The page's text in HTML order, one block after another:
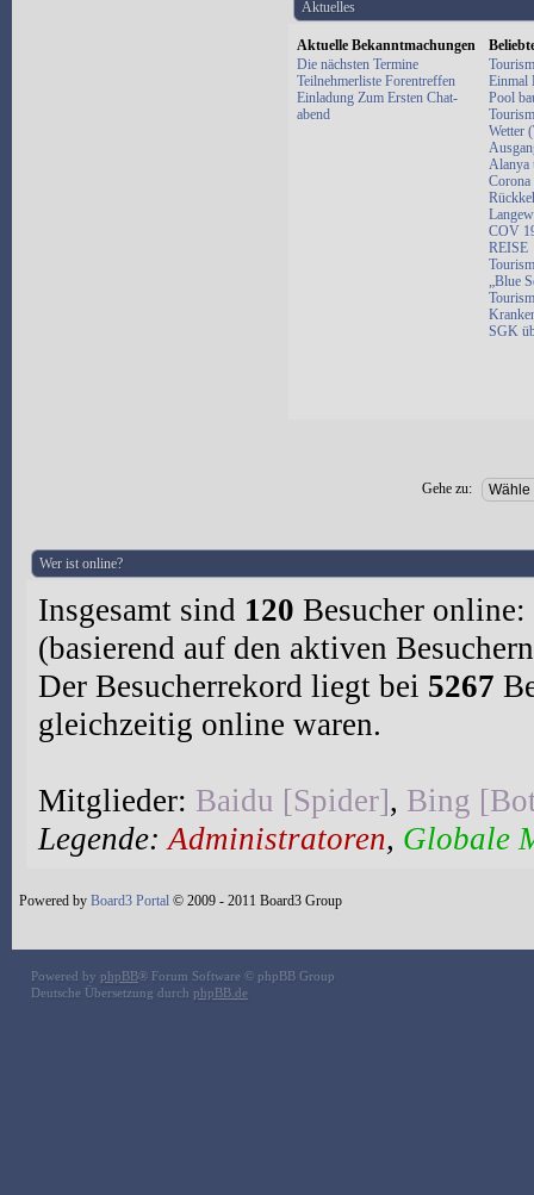
Aktuelles
Aktuelle Bekanntmachungen
Die nächsten Termine
Teilnehmerliste Forentreffen
Einladung Zum Ersten Chat-
abend
Einmal
Pool
Wetter
Alanya
Corona
COV
REISE
„Blue
SGK
Gehe zu:
Wer ist online?
Insgesamt sind 120 Besucher
(basierend auf den aktiven
Der Besucherrekord liegt bei 5267
gleichzeitig online waren.
Mitglieder: Baidu [Spider], Bing
Legende:Administratoren, Globale
Powered by Board3 Portal © 2009 - 2011 Board3 Group
Powered by phpBB® Forum Software © phpBB Group
Deutsche Übersetzung durch phpBB.de